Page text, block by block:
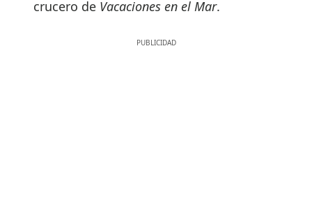
crucero de Vacaciones en el Mar.